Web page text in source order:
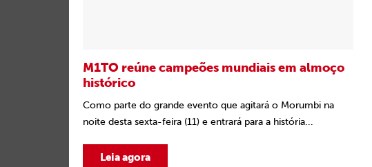
M1TO reúne campeões mundiais em almoço
histórico
Como parte do grande evento que agitará o Morumbi na
noite desta sexta-feira (11) e entrará para a história...
Leia agora